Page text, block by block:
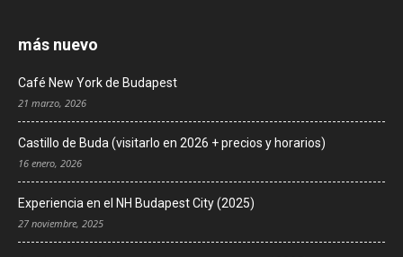
más nuevo
Café New York de Budapest
21 marzo, 2026
Castillo de Buda (visitarlo en 2026 + precios y horarios)
16 enero, 2026
Experiencia en el NH Budapest City (2025)
27 noviembre, 2025